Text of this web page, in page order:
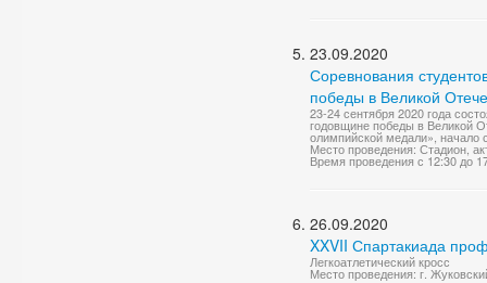
23.09.2020
Соревнования
победы в Великой
23-24 сентября 2020 года
годовщине победы в Великой
олимпийской медали», начало
Место проведения: Стадион,
Время проведения с 12:30 до
26.09.2020
XXVII Спартакиада
Легкоатлетический кросс
Место проведения: г.